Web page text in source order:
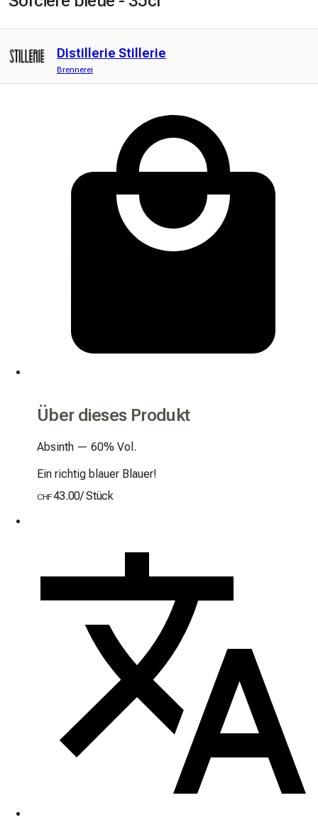
Distillerie Stillerie
Brennerei
Über dieses Produkt
Absinth — 60% Vol.
Ein richtig blauer Blauer!
CHF43.00/ Stück